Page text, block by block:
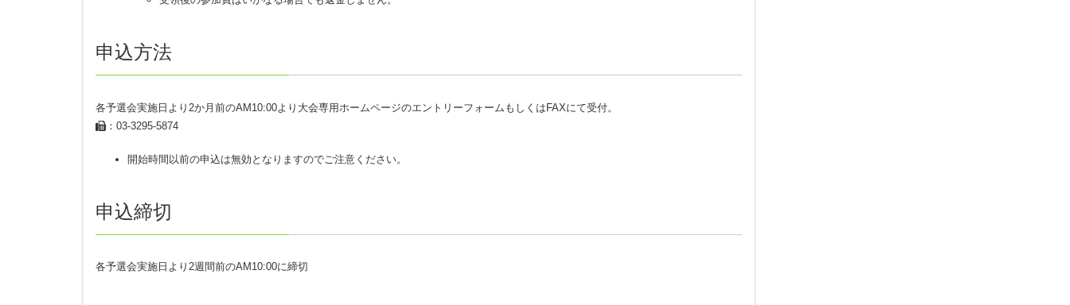
予選大会の各会場の参加人数は部門ごとの参加定員を設けています。
申込締切後、部門毎の偏りがある場合には受入人数の調整を行う場合がありますので、必ずホームページのチェックをお願いします。
ギュラー部門35名、シニア部門10名にて受入人数の調整をします。
オンライン予選会の場合はさらに参加店舗名を記入してください。
予選会当日、会場に到着後、時間になりましたら受付の通過をお願いします。受付において会員証（正会員・一時会員）を提示し、諸費
用（参加費、一時会員費等）をお支払いください。
申込方法
各予選会実施日より2か月前のAM10:00より大会専用ホームページのエントリーフォームもしくはFAXにて受付。
：03-3295-5874
開始時間以前の申込は無効となりますのでご注意ください。
申込締切
各予選会実施日より2週間前のAM10:00に締切